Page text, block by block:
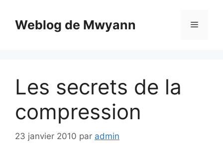
contenuWeblog de Mwyann Menu
Les secrets de la
compression
23 janvier 2010 par admin